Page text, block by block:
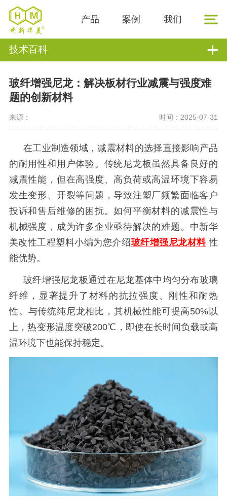
产品 案例 我们
技术百科
玻纤增强尼龙：解决板材行业减震与强度难
题的创新材料
来源： 时间：2025-07-31
在工业制造领域，减震材料的选择直接影响产品
的耐用性和用户体验。传统尼龙板虽然具备良好的
减震性能，但在高强度、高负荷或高温环境下容易
发生变形、开裂等问题，导致注塑厂频繁面临客户
投诉和售后维修的困扰。如何平衡材料的减震性与
机械强度，成为许多企业亟待解决的难题。中新华
美改性工程塑料小编为您介绍玻纤增强尼龙材料 性
能优势。
玻纤增强尼龙板通过在尼龙基体中均匀分布玻璃
纤维，显著提升了材料的抗拉强度、刚性和耐热
性。与传统纯尼龙相比，其机械性能可提高50%以
上，热变形温度突破200℃，即使在长时间负载或高
温环境下也能保持稳定。